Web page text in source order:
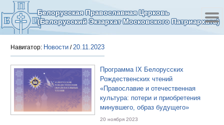
Белорусская Православная Церковь
(Белорусский Экзархат Московского Патриархата)
Навигатор: Новости /20.11.2023
Программа IX Белорусских
Рождественских чтений
«Православие и отечественная
культура: потери и приобретения
минувшего, образ будущего»
20 ноября 2023